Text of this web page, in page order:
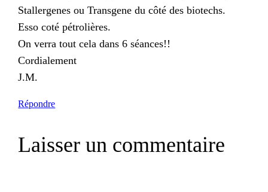
Stallergenes ou Transgene du côté des biotechs.
Esso coté pétrolières.
On verra tout cela dans 6 séances!!
Cordialement
J.M.
Répondre
Laisser un commentaire